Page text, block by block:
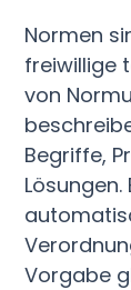
Normen
freiwillige
von
Begriffe,
Vorgabe